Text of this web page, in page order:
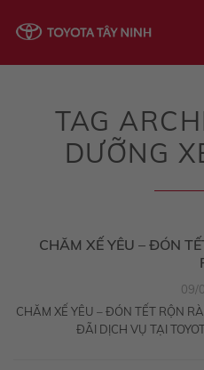
TAG
DƯỠNG
CHĂM XẾ YÊU – ĐÓN
CHĂM XẾ YÊU – ĐÓN TẾT RỘN
ĐÃI DỊCH VỤ TẠI
09/